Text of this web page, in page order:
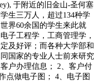
于附近的旧金山-圣何塞
生三万人，超过134种学
界60余国的学生来此就
子工程学，工商管理学，
及好评；而各种大学部和
国家的专业人士前来研究
户办理信息； 2、客户付
点做电子图； 4、电子图